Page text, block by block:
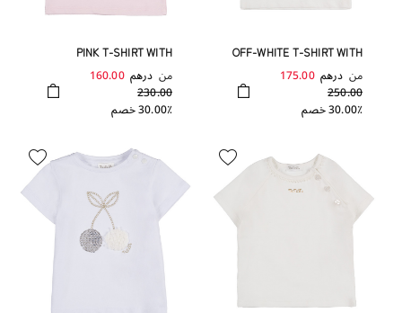
OFF-WHITE T-SHIRT WITH
من درهم 175.00
250.00
30.00٪ خصم
PINK T-SHIRT WITH
من درهم 160.00
230.00
30.00٪ خصم